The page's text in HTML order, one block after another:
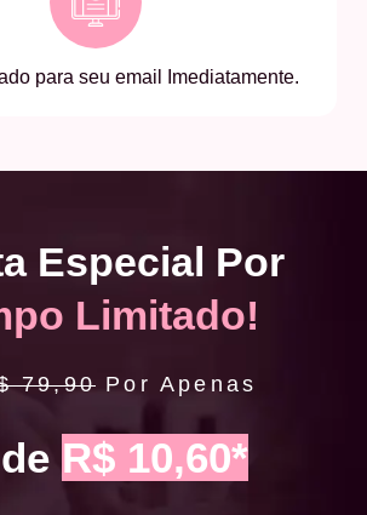
para seu email Imediatamente.
Especial Por
Limitado!
79,90 Por Apenas
R$ 10,60*